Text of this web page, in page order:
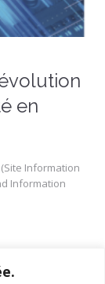
en
Information
Information